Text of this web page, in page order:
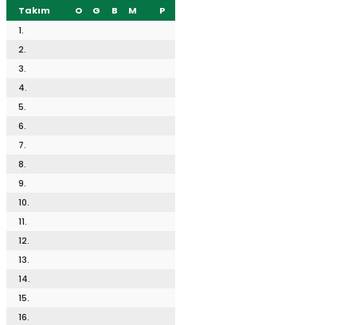
Takım O G B M
P
1.
2.
3.
4.
5.
6.
7.
8.
9.
10.
11.
12.
13.
14.
15.
16.